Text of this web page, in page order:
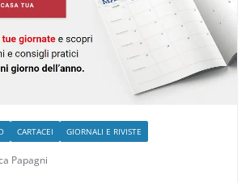
CARTACEI GIORNALI E RIVISTE
Papagni